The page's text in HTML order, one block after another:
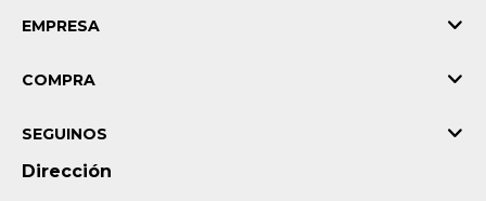
EMPRESA
COMPRA
Dirección
SEGUINOS